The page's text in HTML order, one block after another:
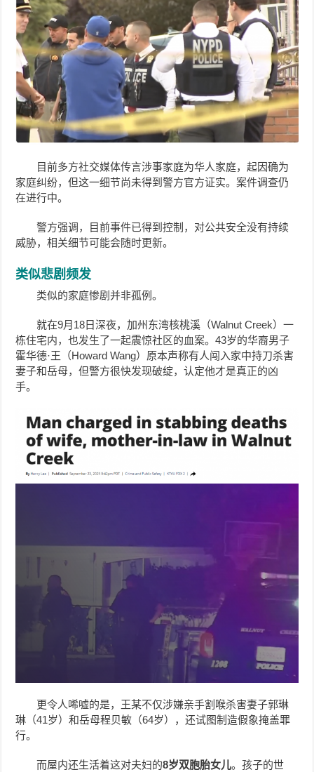
目前多方社交媒体传言涉事家庭为华人家庭，起因确为
家庭纠纷，但这一细节尚未得到警方官方证实。案件调查仍
在进行中。
警方强调，目前事件已得到控制，对公共安全没有持续
威胁，相关细节可能会随时更新。
类似悲剧频发
类似的家庭惨剧并非孤例。
就在9月18日深夜，加州东湾核桃溪（Walnut Creek）一
栋住宅内，也发生了一起震惊社区的血案。43岁的华裔男子
霍华德·王（Howard Wang）原本声称有人闯入家中持刀杀害
妻子和岳母，但警方很快发现破绽，认定他才是真正的凶
手。
更令人唏嘘的是，王某不仅涉嫌亲手割喉杀害妻子郭琳
琳（41岁）和岳母程贝敏（64岁），还试图制造假象掩盖罪
行。
而屋内还生活着这对夫妇的8岁双胞胎女儿。孩子的世